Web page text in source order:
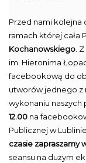
Przed nami kolejna
ramach której cała
Kochanowskiego .
im. Hieronima
facebookową do
utworów jednego z
wykonaniu naszych
12.00 na
Publicznej w
czasie zapraszamy
seansu na dużym